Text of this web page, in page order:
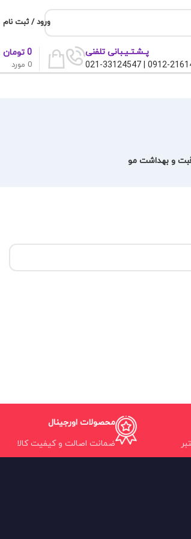
ورود / ثبت نام
پـشـتـیـبانی تلفنی
0912-2161418 | 021-
0 مورد
0 تومان
و بهداشت مو
محصولات اورجینال
ضمانت اصالت و کیفیت کالا